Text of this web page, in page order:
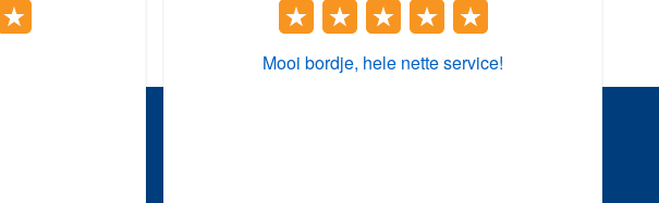
Mooi bordje, hele nette service!